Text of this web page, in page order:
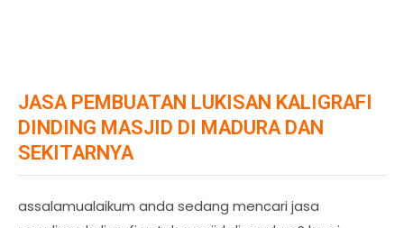
JASA PEMBUATAN LUKISAN KALIGRAFI
DINDING MASJID DI MADURA DAN
SEKITARNYA
assalamualaikum anda sedang mencari jasa